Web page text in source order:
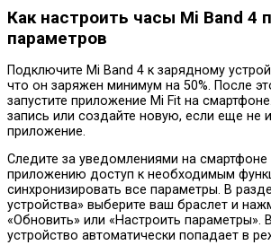
Как настроить часы Mi Band 4
параметров
Подключите Mi Band 4 к зарядному
что он заряжен минимум на 50%. После
запустите приложение Mi Fit на
запись или создайте новую, если еще не
приложение.
Следите за уведомлениями на смартфоне
приложению доступ к необходимым
синхронизировать все параметры. В
устройства» выберите ваш браслет и
«Обновить» или «Настроить параметры».
устройство автоматически попадает в